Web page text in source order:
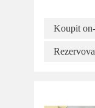
Koupit